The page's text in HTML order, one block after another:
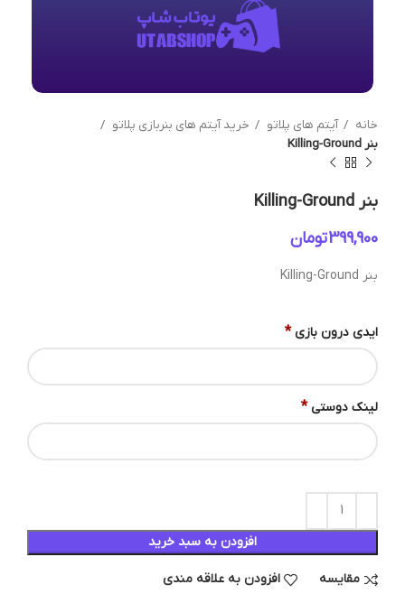
خانه آیتم های پلاتو
خرید آیتم های بنربازی پلاتو
بنر Killing-Ground
بنر Killing-Ground
تومان
بنر Killing-Ground
ایدی درون بازی *
لینک دوستی *
افزودن به سبد خرید
مقایسه افزودن به علاقه مندی